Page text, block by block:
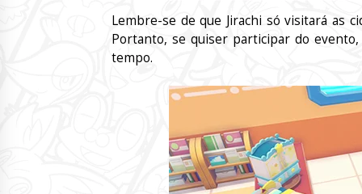
Lembre-se de que Jirachi só visitará as
Portanto, se quiser participar do
tempo.